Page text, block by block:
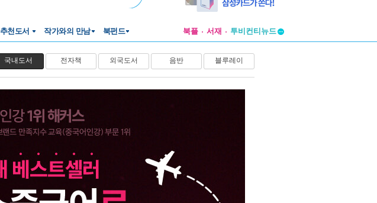
추천도서 작가와의 만남 북펀드 북플 서재
투비컨티뉴드
투비컨티뉴드
국내도서 전자책 외국도서 음반 블루레이